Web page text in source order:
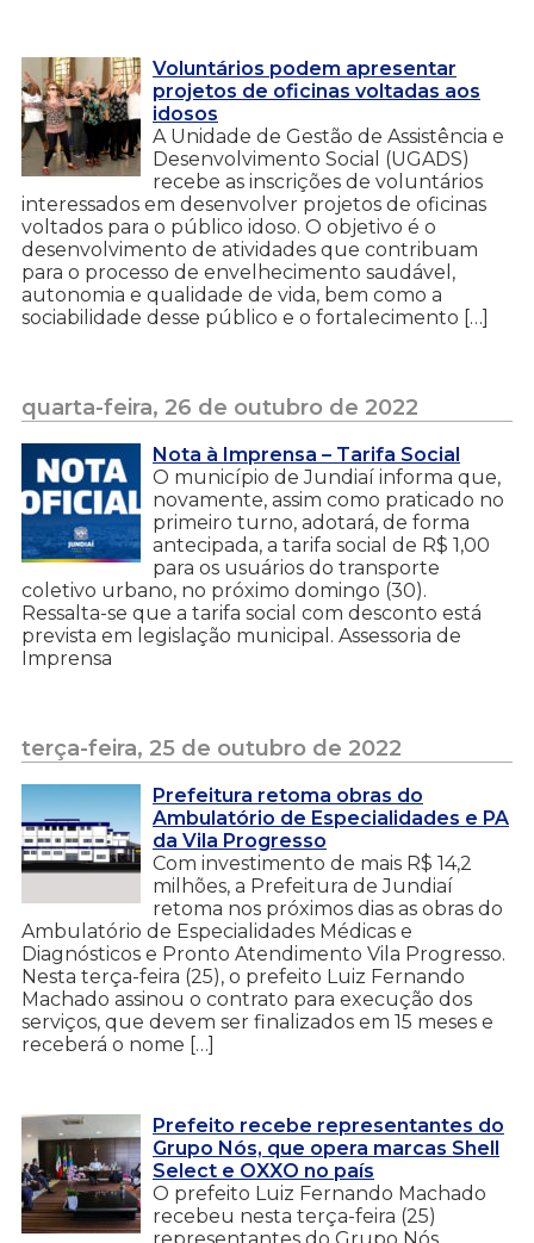
Voluntários podem apresentar
projetos de oficinas voltadas aos
idosos
A Unidade de Gestão de Assistência e
Desenvolvimento Social (UGADS)
recebe as inscrições de voluntários
interessados em desenvolver projetos de oficinas
voltados para o público idoso. O objetivo é o
desenvolvimento de atividades que contribuam
para o processo de envelhecimento saudável,
autonomia e qualidade de vida, bem como a
sociabilidade desse público e o fortalecimento […]
quarta-feira, 26 de outubro de 2022
Nota à Imprensa – Tarifa Social
O município de Jundiaí informa que,
novamente, assim como praticado no
primeiro turno, adotará, de forma
antecipada, a tarifa social de R$ 1,00
para os usuários do transporte
coletivo urbano, no próximo domingo (30).
Ressalta-se que a tarifa social com desconto está
prevista em legislação municipal. Assessoria de
Imprensa
terça-feira, 25 de outubro de 2022
Prefeitura retoma obras do
Ambulatório de Especialidades e PA
da Vila Progresso
Com investimento de mais R$ 14,2
milhões, a Prefeitura de Jundiaí
retoma nos próximos dias as obras do
Ambulatório de Especialidades Médicas e
Diagnósticos e Pronto Atendimento Vila Progresso.
Nesta terça-feira (25), o prefeito Luiz Fernando
Machado assinou o contrato para execução dos
serviços, que devem ser finalizados em 15 meses e
receberá o nome […]
Prefeito recebe representantes do
Grupo Nós, que opera marcas Shell
Select e OXXO no país
O prefeito Luiz Fernando Machado
recebeu nesta terça-feira (25)
representantes do Grupo Nós,